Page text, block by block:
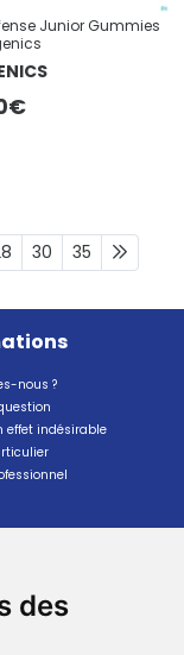
des
Junior Gummies
€
30 35
nous ?
effet indésirable